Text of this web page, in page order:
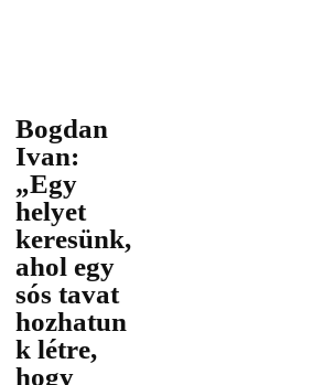
Bogdan
Ivan:
„Egy
helyet
keresünk,
ahol egy
sós tavat
hozhatun
k létre,
hogy